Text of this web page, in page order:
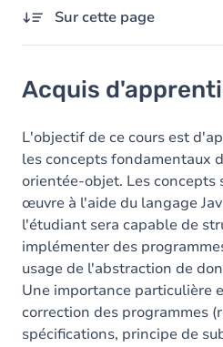
Sur cette page
Contenu
Acquis
L'objectif de ce cours est
les concepts fondamentaux
orientée-objet. Les concepts
œuvre à l'aide du langage
l'étudiant sera capable de
implémenter des
usage de l'abstraction de
Une importance particulière
correction des programmes
spécifications, principe de